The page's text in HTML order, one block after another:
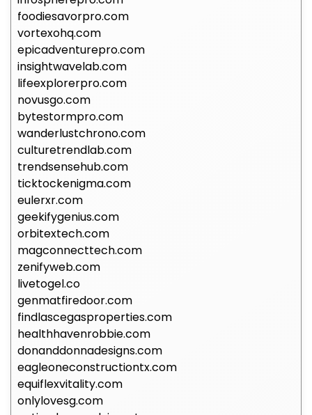
foodiesavorpro.com
vortexohq.com
epicadventurepro.com
insightwavelab.com
lifeexplorerpro.com
novusgo.com
bytestormpro.com
wanderlustchrono.com
culturetrendlab.com
trendsensehub.com
ticktockenigma.com
eulerxr.com
geekifygenius.com
orbitextech.com
magconnecttech.com
zenifyweb.com
livetogel.co
genmatfiredoor.com
findlascegasproperties.com
healthhavenrobbie.com
donanddonnadesigns.com
eagleoneconstructiontx.com
equiflexvitality.com
onlylovesg.com